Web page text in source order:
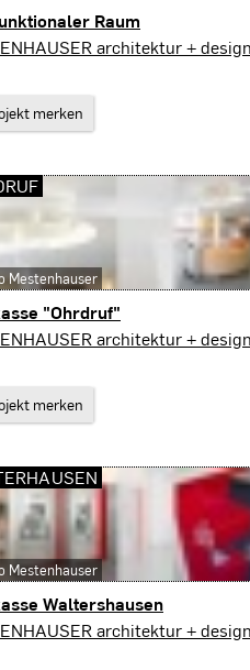
Raum
architektur +
merken
"Ohrdruf"
architektur +
merken
Mestenhauser
Waltershausen
architektur +
Mestenhauser